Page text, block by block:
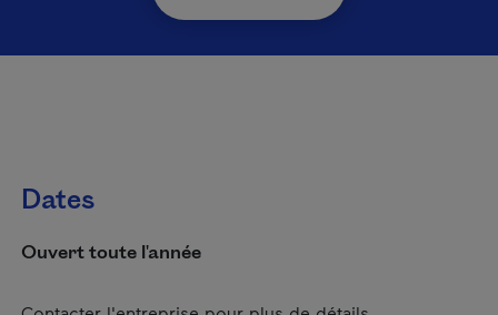
Dates
Ouvert toute l'année